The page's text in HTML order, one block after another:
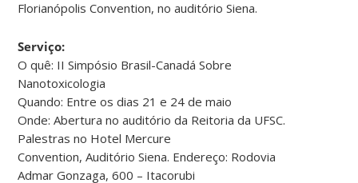
Florianópolis Convention, no auditório Siena.
Serviço:
O quê: II Simpósio Brasil-Canadá Sobre
Nanotoxicologia
Quando: Entre os dias 21 e 24 de maio
Onde: Abertura no auditório da Reitoria da UFSC.
Palestras no Hotel Mercure
Convention, Auditório Siena. Endereço: Rodovia
Admar Gonzaga, 600 – Itacorubi